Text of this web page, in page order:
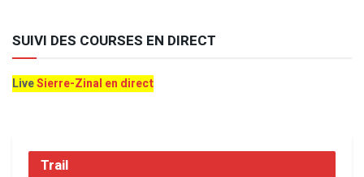
SUIVI DES COURSES EN DIRECT
LiveSierre-Zinal en direct
Trail